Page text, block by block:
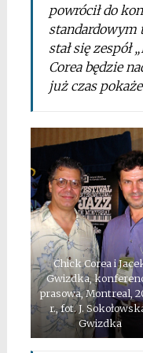
powrócił do
standardowym
stał się zespół
Corea będzie
już czas
Chick Corea i
Gwizdka,
prasowa, Montreal,
r., fot. J.
Gwizdka